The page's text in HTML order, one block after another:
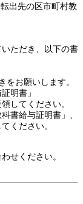
出先の区市町村教
いただき、以下の書
をお願いします。
明書」
してください。
書給与証明書」、
してください。
せください。